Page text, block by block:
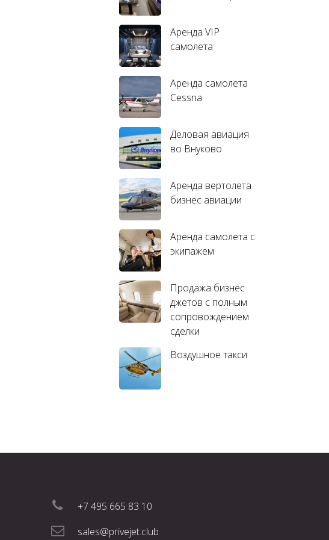
Аренда VIP
самолета
Аренда самолета
Cessna
Деловая авиация
во Внуково
Аренда вертолета
бизнес авиации
Аренда самолета с
экипажем
Продажа бизнес
джетов с полным
сопровождением
сделки
Воздушное такси
+7 495 665 83 10
sales@privejet.club